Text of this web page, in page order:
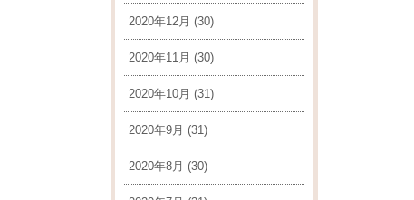
2020年12月 (30)
2020年11月 (30)
2020年10月 (31)
2020年9月 (31)
2020年8月 (30)